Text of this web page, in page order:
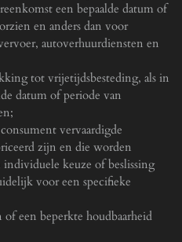
een bepaalde datum of
en anders dan voor
autoverhuurdiensten en
tot vrijetijdsbesteding, als in
datum of periode van
vervaardigde
zijn en die worden
individuele keuze of beslissing
voor een specifieke
een beperkte houdbaarheid